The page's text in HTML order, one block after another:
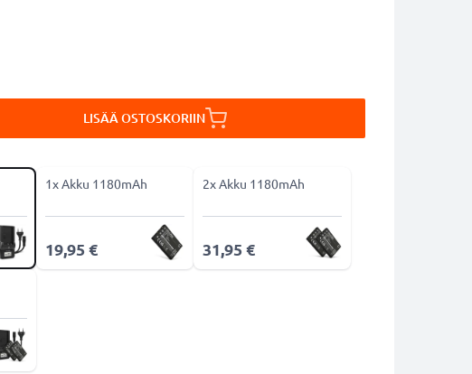
LISÄÄ OSTOSKORIIN
1x Akku 1180mAh
19,95 €
2x Akku 1180mAh
31,95 €